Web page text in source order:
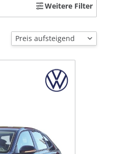
Weitere Filter